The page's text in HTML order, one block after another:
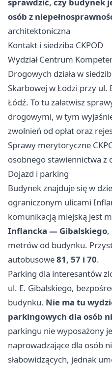
sprawdzić, czy budynek
osób z
architektoniczna
Kontakt i siedziba CKPOD
Wydział Centrum
Drogowych działa w
Skarbowej w Łodzi przy ul.
Łódź. To tu załatwisz
drogowymi, w tym
zwolnień od opłat oraz
Sprawy merytoryczne
osobnego stawiennictwa z
Dojazd i parking
Budynek znajduje się w
ograniczonym ulicami
komunikacją miejską jest
Inflancka — Gibalskiego,
metrów od budynku.
autobusowe81, 57 i 70.
Parking dla interesantów
ul. E. Gibalskiego,
budynku. Nie ma tu
parkingowych dla osób
parkingu nie wyposażony
naprowadzające dla osób
słabowidzących, jednak